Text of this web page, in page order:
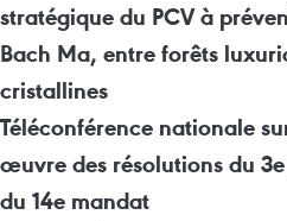
stratégique du PCV à
Bach Ma, entre forêts
cristallines
Téléconférence nationale
œuvre des résolutions du
du 14e mandat